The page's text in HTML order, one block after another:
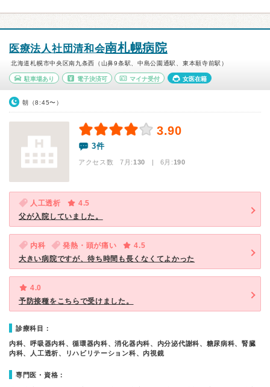
医療法人社団清和会南札幌病院
北海道札幌市中央区南九条西（山鼻9条駅、中島公園通駅、東本願寺前駅）
駐車場あり 電子決済可 マイナ受付 女医在籍
朝（8:45〜）
3.90
3件
アクセス数 7月:130 | 6月:190
人工透析
4.5
父が入院していました。
内科 発熱・頭が痛い
4.5
大きい病院ですが、待ち時間も長くなくてよかった
4.0
予防接種をこちらで受けました。
診療科目：
内科、呼吸器内科、循環器内科、消化器内科、内分泌代謝科、糖尿病科、腎臓
内科、人工透析、リハビリテーション科、内視鏡
専門医・資格：